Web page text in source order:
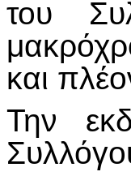
του
και
Την